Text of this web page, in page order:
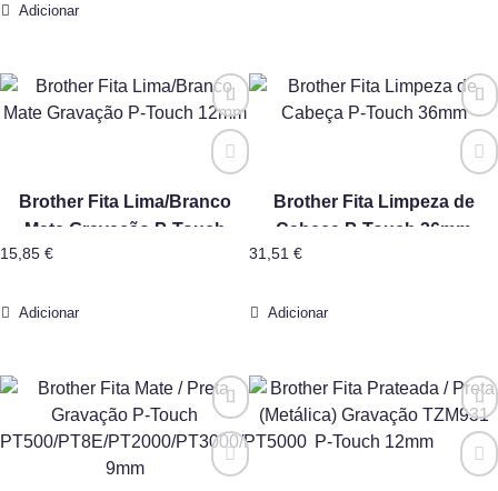
Adicionar
Brother Fita Lima/Branco
Mate Gravação P-Touch
15,85 €
Adicionar
Brother Fita Limpeza de
Cabeça P-Touch 36mm
31,51 €
Adicionar